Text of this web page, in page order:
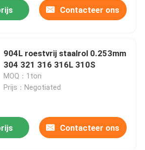
Contacteer ons
904L roestvrij staalrol 0.253mm
304 321 316 316L 310S
MOQ：1ton
Prijs：Negotiated
Contacteer ons